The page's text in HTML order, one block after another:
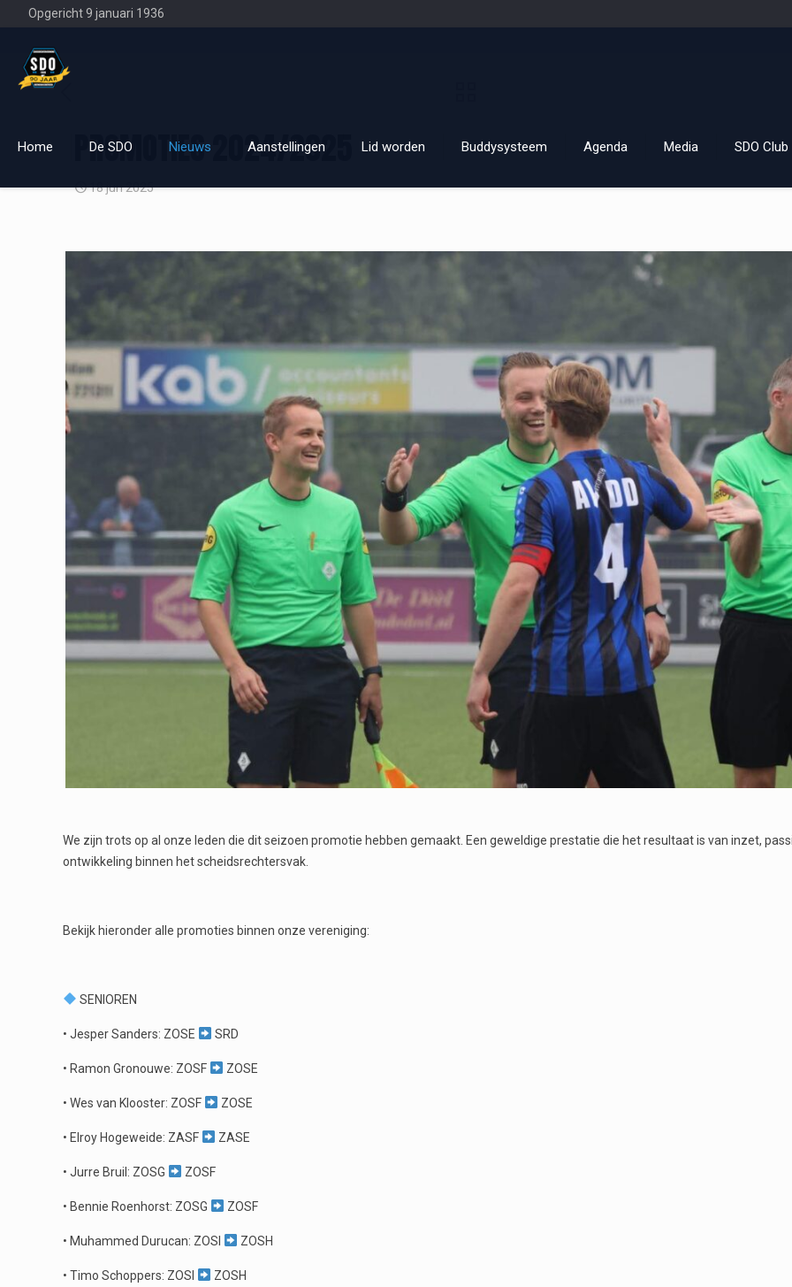
Opgericht 9 januari 1936
Home De SDO Nieuws Aanstellingen Lid worden Buddysysteem Agenda Media SDO
PROMOTIES 2024/2025
18 jun 2025
We zijn trots op al onze leden die dit seizoen promotie hebben gemaakt. Een geweldige prestatie die het resultaat is van inzet,
ontwikkeling binnen het scheidsrechtersvak.
Bekijk hieronder alle promoties binnen onze vereniging:
SENIOREN
• Jesper Sanders: ZOSE SRD
• Ramon Gronouwe: ZOSF ZOSE
• Wes van Klooster: ZOSF ZOSE
• Elroy Hogeweide: ZASF ZASE
• Jurre Bruil: ZOSG ZOSF
• Bennie Roenhorst: ZOSG ZOSF
• Muhammed Durucan: ZOSI ZOSH
• Timo Schoppers: ZOSI ZOSH